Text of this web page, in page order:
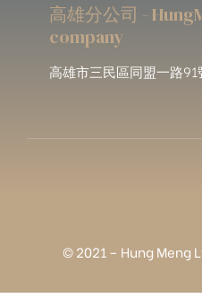
高雄分公司 -
company
高雄市三民區同盟一路91
© 2021 – Hung Meng